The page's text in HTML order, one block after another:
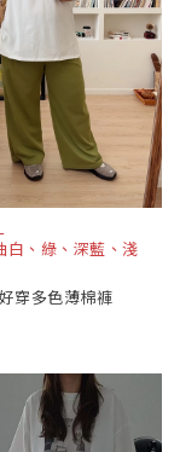
、綠、深藍、淺
穿多色薄棉褲